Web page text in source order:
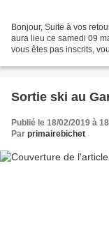
Bonjour, Suite à vos
aura lieu ce samedi 09
vous êtes pas inscrits,
Sortie ski au
Publié le 18/02/2019 à
Par primairebichet